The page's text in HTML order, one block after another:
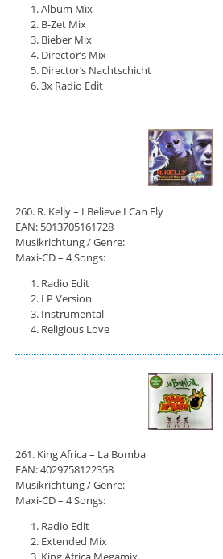
Album Mix
B-Zet Mix
Bieber Mix
Director’s Mix
Director’s Nachtschicht
3x Radio Edit
260. R. Kelly – I Believe I Can Fly
EAN: 5013705161728
Musikrichtung / Genre:
Maxi-CD – 4 Songs:
Radio Edit
LP Version
Instrumental
Religious Love
261. King Africa – La Bomba
EAN: 4029758122358
Musikrichtung / Genre:
Maxi-CD – 4 Songs:
Radio Edit
Extended Mix